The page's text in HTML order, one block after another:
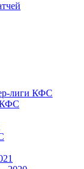
лиги КФС
КФС